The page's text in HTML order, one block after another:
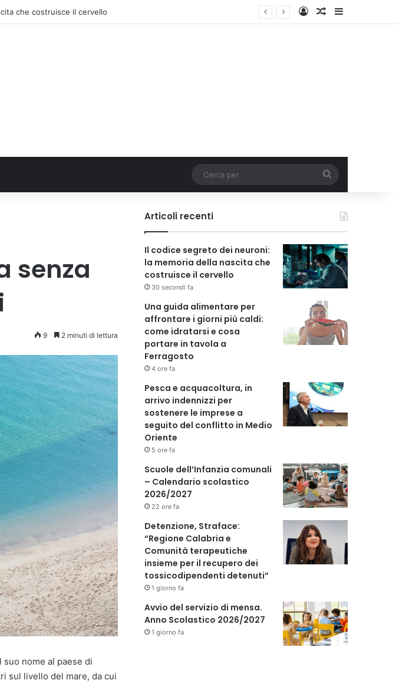
come idratarsi e cosa portare in tavola a Ferragosto AccediUn articolo a
per
senza
9 2 minuti di lettura
suo nome al paese di
sul livello del mare, da cui
Articoli recenti
Il codice segreto dei neuroni:
la memoria della nascita che
costruisce il cervello
30 secondi fa
Una guida alimentare per
affrontare i giorni più caldi:
come idratarsi e cosa
portare in tavola a
Ferragosto
4 ore fa
Pesca e acquacoltura, in
arrivo indennizzi per
sostenere le imprese a
seguito del conflitto in Medio
Oriente
5 ore fa
Scuole dell’Infanzia comunali
– Calendario scolastico
2026/2027
22 ore fa
Detenzione, Straface:
“Regione Calabria e
Comunità terapeutiche
insieme per il recupero dei
tossicodipendenti detenuti”
1 giorno fa
Avvio del servizio di mensa.
Anno Scolastico 2026/2027
1 giorno fa